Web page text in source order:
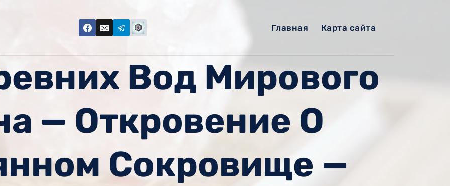
Главная Карта сайта
Вод Мирового
— Откровение О
Сокровище —